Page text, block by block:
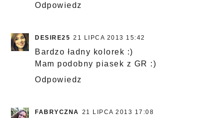
Odpowiedz
DESIRE25 21 LIPCA 2013 15:42
Bardzo ładny kolorek :)
Mam podobny piasek z GR :)
Odpowiedz
FABRYCZNA 21 LIPCA 2013 17:08